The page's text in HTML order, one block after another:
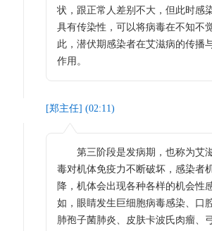
状，跟正常人差别不大，但此时感
具有传染性，可以将病毒在不知不
此，潜伏期感染者在艾滋病的传播
作用。
[郑主任] (02:11)
第三阶段是发病期，也称为艾
毒对机体免疫力不断破坏，感染者
降，机体会出现各种各样的机会性
如，眼睛发生巨细胞病毒感染、口
肺孢子菌肺炎、皮肤卡波氏肉瘤、